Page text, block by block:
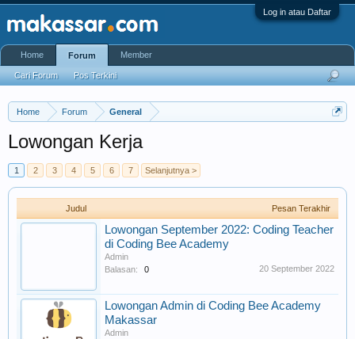
Log in atau Daftar
Home Forum General
Lowongan Kerja
1 2 3 4 5 6 7 Selanjutnya >
Judul Pesan Terakhir
Lowongan September 2022: Coding Teacher
di Coding Bee Academy
Admin
Balasan:
0 20 September 2022
Lowongan Admin di Coding Bee Academy
Makassar
Admin
Home Forum
Cari Forum Pos Terkini
Member